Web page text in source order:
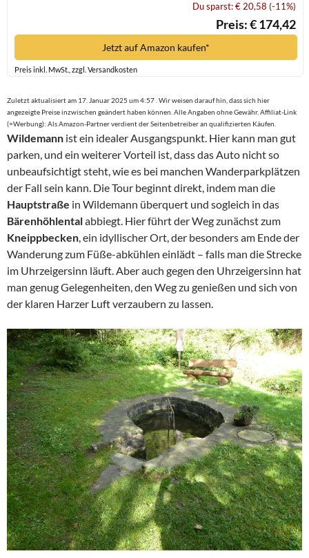
Du sparst: € 20,58 (-11%)
Preis: € 174,42
Jetzt auf Amazon kaufen*
Preis inkl. MwSt., zzgl. Versandkosten
Zuletzt aktualisiert am 17. Januar 2025 um 4:57 . Wir weisen darauf hin, dass sich hier
angezeigte Preise inzwischen geändert haben können. Alle Angaben ohne Gewähr. Affiliat-Link
(=Werbung): Als Amazon-Partner verdient der Seitenbetreiber an qualifizierten Käufen.
Wildemann ist ein idealer Ausgangspunkt. Hier kann man gut
parken, und ein weiterer Vorteil ist, dass das Auto nicht so
unbeaufsichtigt steht, wie es bei manchen Wanderparkplätzen
der Fall sein kann. Die Tour beginnt direkt, indem man die
Hauptstraße in Wildemann überquert und sogleich in das
Bärenhöhlentalabbiegt. Hier führt der Weg zunächst zum
Kneippbecken, ein idyllischer Ort, der besonders am Ende der
Wanderung zum Füße-abkühlen einlädt – falls man die Strecke
im Uhrzeigersinn läuft. Aber auch gegen den Uhrzeigersinn hat
man genug Gelegenheiten, den Weg zu genießen und sich von
der klaren Harzer Luft verzaubern zu lassen.